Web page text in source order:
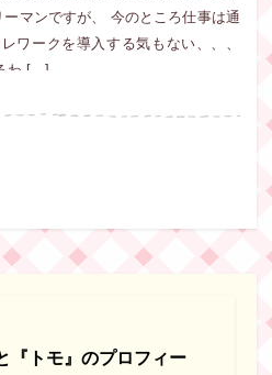
マンですが、 今のところ仕事は通
ワークを導入する気もない、、、
わ […]
『トモ』のプロフィー